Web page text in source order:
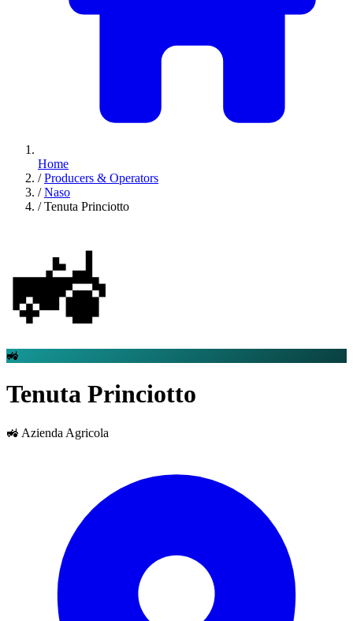
Home
/ Producers & Operators
/ Naso
/ Tenuta Princiotto
🚜
🚜
Tenuta Princiotto
🚜 Azienda Agricola